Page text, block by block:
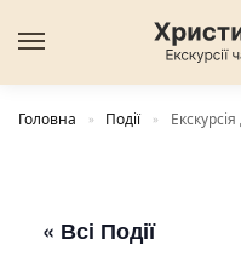
Головна » Події » Екскурсія для
« Всі Події